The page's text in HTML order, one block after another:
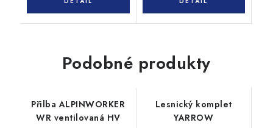
Podobné produkty
Přilba ALPINWORKER
WR ventilovaná HV
Lesnický komplet
YARROW